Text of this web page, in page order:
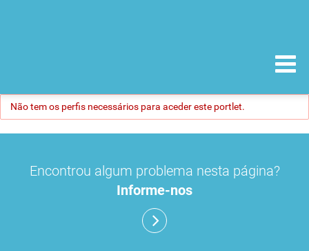
Não tem os perfis necessários para aceder este portlet.
Encontrou algum problema nesta página?
Informe-nos